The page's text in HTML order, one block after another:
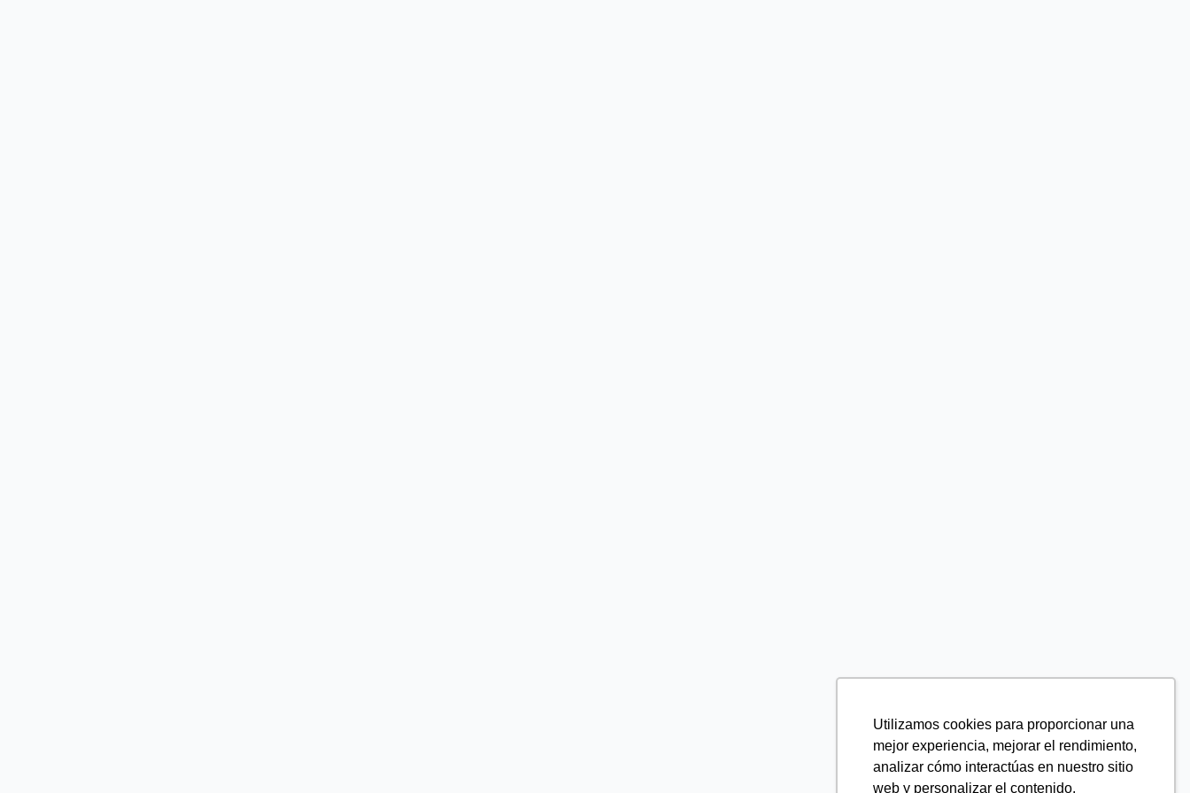
Utilizamos cookies para proporcionar una
mejor experiencia, mejorar el rendimiento,
analizar cómo interactúas en nuestro sitio
web y personalizar el contenido.